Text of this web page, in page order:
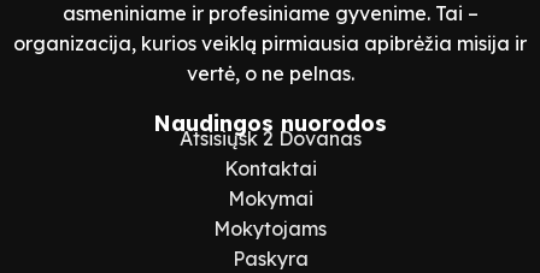
asmeniniame ir profesiniame gyvenime. Tai –
organizacija, kurios veiklą pirmiausia apibrėžia misija ir
vertė, o ne pelnas.
Naudingos nuorodos
Atsisiųsk 2 Dovanas
Kontaktai
Mokymai
Mokytojams
Paskyra